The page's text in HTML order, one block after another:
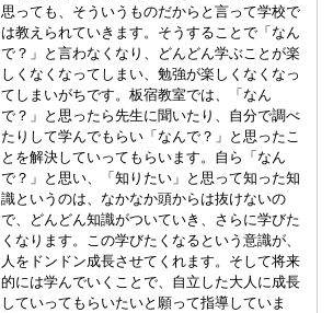
思っても、そういうものだからと言って学校で
は教えられていきます。そうすることで「なん
で？」と言わなくなり、どんどん学ぶことが楽
しくなくなってしまい、勉強が楽しくなくなっ
てしまいがちです。板宿教室では、「なん
で？」と思ったら先生に聞いたり、自分で調べ
たりして学んでもらい「なんで？」と思ったこ
とを解決していってもらいます。自ら「なん
で？」と思い、「知りたい」と思って知った知
識というのは、なかなか頭からは抜けないの
で、どんどん知識がついていき、さらに学びた
くなります。この学びたくなるという意識が、
人をドンドン成長させてくれます。そして将来
的には学んでいくことで、自立した大人に成長
していってもらいたいと願って指導していま